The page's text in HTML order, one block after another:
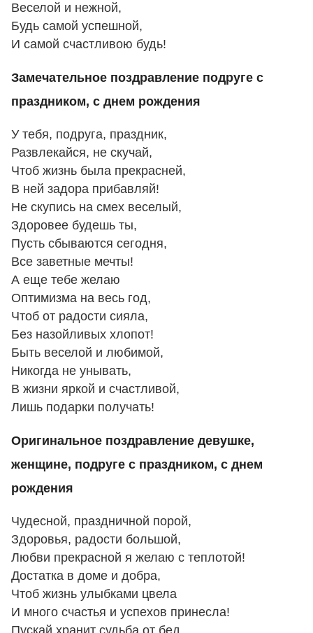
Веселой и нежной,
Будь самой успешной,
И самой счастливою будь!
Замечательное поздравление подруге с
праздником, с днем рождения
У тебя, подруга, праздник,
Развлекайся, не скучай,
Чтоб жизнь была прекрасней,
В ней задора прибавляй!
Не скупись на смех веселый,
Здоровее будешь ты,
Пусть сбываются сегодня,
Все заветные мечты!
А еще тебе желаю
Оптимизма на весь год,
Чтоб от радости сияла,
Без назойливых хлопот!
Быть веселой и любимой,
Никогда не унывать,
В жизни яркой и счастливой,
Лишь подарки получать!
Оригинальное поздравление девушке,
женщине, подруге с праздником, с днем
рождения
Чудесной, праздничной порой,
Здоровья, радости большой,
Любви прекрасной я желаю с теплотой!
Достатка в доме и добра,
Чтоб жизнь улыбками цвела
И много счастья и успехов принесла!